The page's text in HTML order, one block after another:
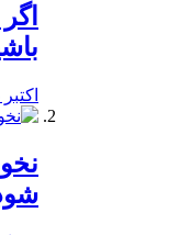
اکتبر 3, 2019